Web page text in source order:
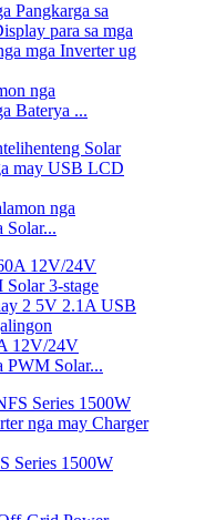
nga
Baterya ...
nga
Solar...
12V/24V
PWM Solar...
Series 1500W